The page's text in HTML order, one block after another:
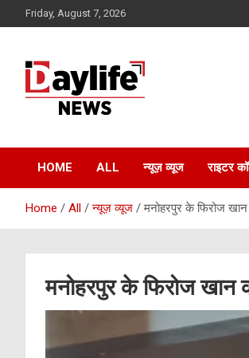
to
Friday, August 7, 2026
HOME ALL न्यूज़ व्यूज राइटर
Home All न्यूज़ व्यूज मनोहरपुर के फिरोज
मनोहरपुर के फिरोज